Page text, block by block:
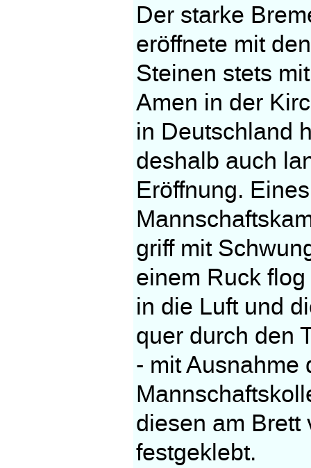
Der starke
eröffnete mit
Steinen stets
Amen in der
in Deutschland
deshalb auch
Eröffnung.
griff mit
einem Ruck
in die Luft und
quer durch den
- mit Ausnahme
diesen am Brett
festgeklebt.